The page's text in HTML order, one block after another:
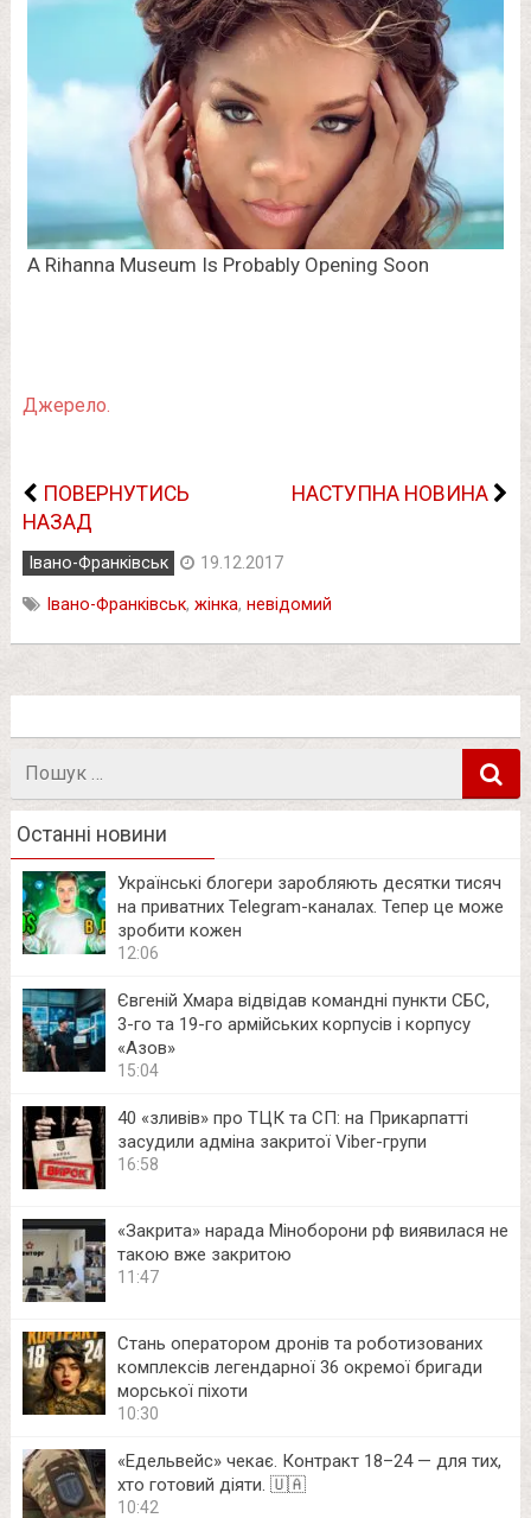
Джерело.
ПОВЕРНУТИСЬ
НАЗАД
НАСТУПНА НОВИНА
Івано-Франківськ 19.12.2017
Івано-Франківськ, жінка, невідомий
Останні новини
Українські блогери заробляють десятки тисяч
на приватних Telegram-каналах. Тепер це може
зробити кожен
12:06
Євгеній Хмара відвідав командні пункти СБС,
3-го та 19-го армійських корпусів і корпусу
«Азов»
15:04
40 «зливів» про ТЦК та СП: на Прикарпатті
засудили адміна закритої Viber-групи
16:58
«Закрита» нарада Міноборони рф виявилася не
такою вже закритою
11:47
Стань оператором дронів та роботизованих
комплексів легендарної 36 окремої бригади
морської піхоти
10:30
«Едельвейс» чекає. Контракт 18–24 — для тих,
хто готовий діяти. 🇺🇦
10:42